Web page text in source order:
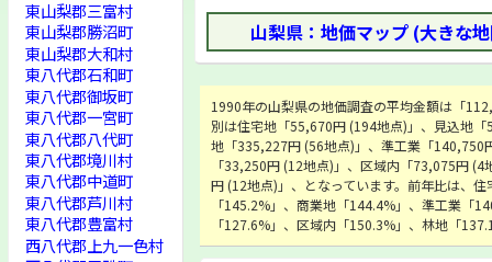
山梨県：地価マップ (大きな
1990年の山梨県の地価調査の平均金額は「
別は住宅地「55,670円 (194地点)」、見込地
地「335,227円 (56地点)」、準工業「140,750
「33,250円 (12地点)」、区域内「73,075円
円 (12地点)」、となっています。前年比は、
「145.2%」、商業地「144.4%」、準工業「
「127.6%」、区域内「150.3%」、林地「
東山梨郡三富村
東山梨郡勝沼町
東山梨郡大和村
東八代郡石和町
東八代郡御坂町
東八代郡一宮町
東八代郡八代町
東八代郡境川村
東八代郡中道町
東八代郡芦川村
東八代郡豊富村
西八代郡上九一色村